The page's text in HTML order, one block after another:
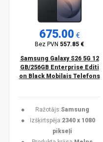
675.00 €
Bez PVN 557.85 €
Samsung Galaxy S26 5G 12
GB/256GB Enterprise Editi
on Black Mobilais Telefons
Ražotājs:Samsung
Izšķirtspēja:2340 x 1080
pikseļi